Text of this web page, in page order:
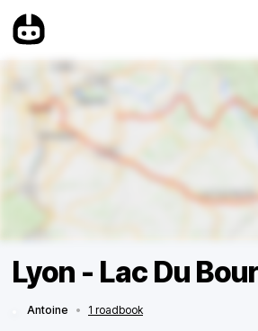
Lyon - Lac Du
Antoine • 1 roadbook